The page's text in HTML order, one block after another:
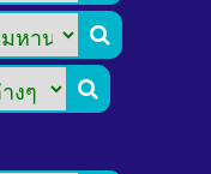

